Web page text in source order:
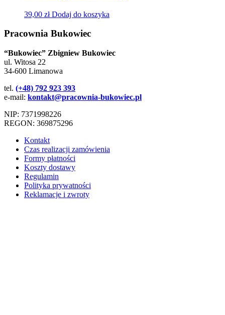
39,00 zł Dodaj do koszyka
Pracownia Bukowiec
“Bukowiec” Zbigniew Bukowiec
ul. Witosa 22
34-600 Limanowa
tel. (+48) 792 923 393
e-mail: kontakt@pracownia-bukowiec.pl
NIP: 7371998226
REGON: 369875296
Kontakt
Czas realizacji zamówienia
Formy płatności
Koszty dostawy
Regulamin
Polityka prywatności
Reklamacje i zwroty